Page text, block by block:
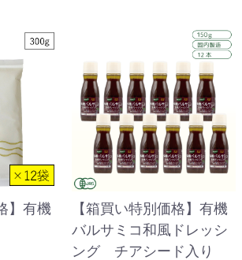
】有機
【箱買い特別価格】有機
バルサミコ和風ドレッシ
ング チアシード入り